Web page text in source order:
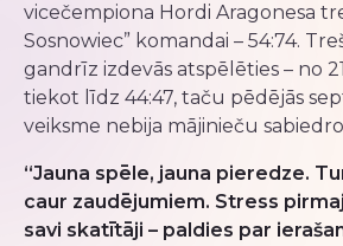
vicečempiona Hordi Aragonesa
Sosnowiec” komandai – 54:74.
gandrīz izdevās atspēlēties – no
tiekot līdz 44:47, taču pēdējās
veiksme nebija mājinieču
“Jauna spēle, jauna pieredze.
caur zaudējumiem. Stress
savi skatītāji – paldies par